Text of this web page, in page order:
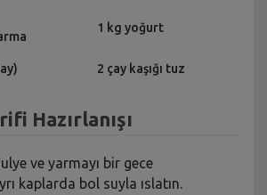
1 kg yoğurt
2 çay kaşığı tuz
Hazırlanışı
ve yarmayı bir gece
kaplarda bol suyla ıslatın.